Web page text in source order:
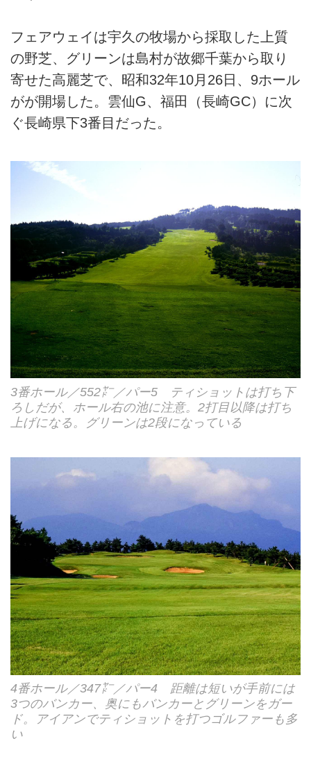
フェアウェイは宇久の牧場から採取した上質
の野芝、グリーンは島村が故郷千葉から取り
寄せた高麗芝で、昭和32年10月26日、9ホール
がが開場した。雲仙G、福田（長崎GC）に次
ぐ長崎県下3番目だった。
3番ホール／552㍎／パー5 ティショットは打ち下
ろしだが、ホール右の池に注意。2打目以降は打ち
上げになる。グリーンは2段になっている
4番ホール／347㍎／パー4 距離は短いが手前には
3つのバンカー、奥にもバンカーとグリーンをガー
ド。アイアンでティショットを打つゴルファーも多
い